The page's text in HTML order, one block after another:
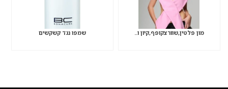
מון פלטין,שוורצקופף,קיון ו.. שמפו נגד קשקשים